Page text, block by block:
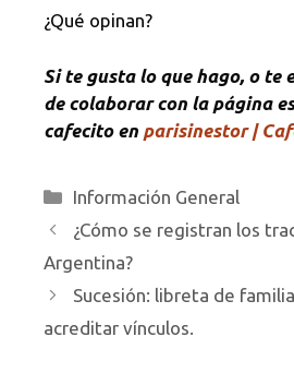
¿Qué opinan?
Si te gusta lo que hago, o te
de colaborar con la página
cafecito en parisinestor |
Categorías
Información General
¿Cómo se registran los
Argentina?
Sucesión: libreta de
acreditar vínculos.